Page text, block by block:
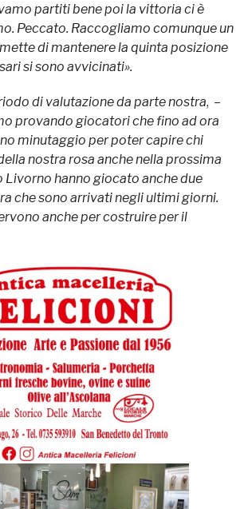
partiti bene poi la vittoria ci è
Peccato. Raccogliamo comunque un
di mantenere la quinta posizione
si sono avvicinati».
di valutazione da parte nostra, –
provando giocatori che fino ad ora
minutaggio per poter capire chi
nostra rosa anche nella prossima
Livorno hanno giocato anche due
che sono arrivati negli ultimi giorni.
anche per costruire per il